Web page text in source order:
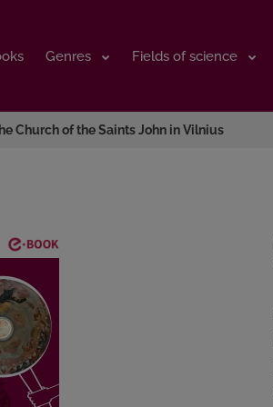
Genres Fields of science
Genres Fields of science
Church of the Saints John in Vilnius